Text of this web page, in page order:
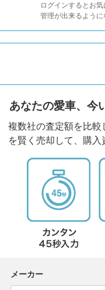
ログインするとお
管理が出来るように
あなたの愛車、今
複数社の査定額を比
を賢く売却して、購入
メーカー